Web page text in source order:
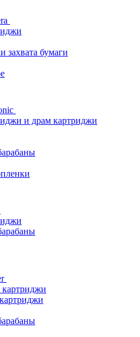
захвата бумаги
и драм картриджи
картриджи